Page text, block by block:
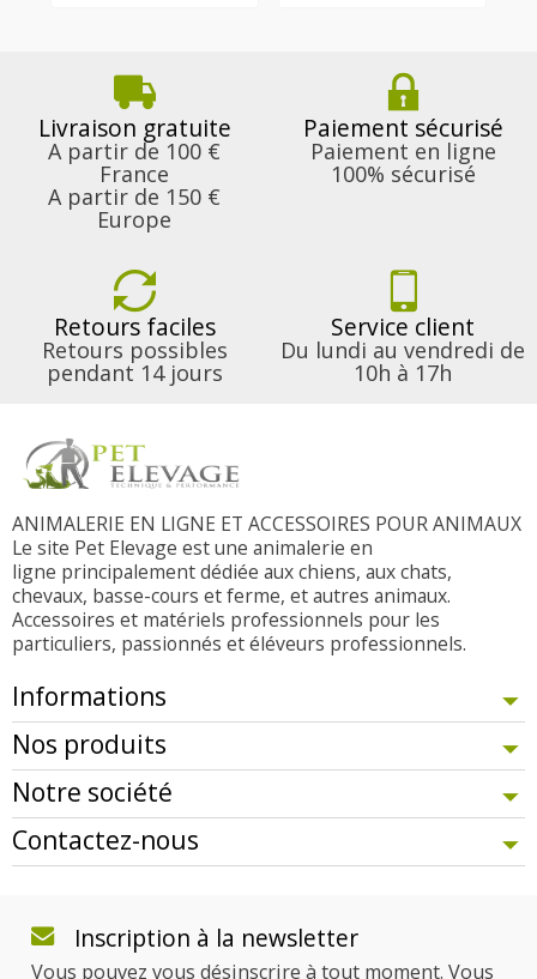
Livraison gratuite
A partir de 100 €
France
A partir de 150 €
Europe
Paiement sécurisé
Paiement en ligne
100% sécurisé
Retours faciles
Retours possibles
pendant 14 jours
Service client
Du lundi au vendredi de
10h à 17h
ANIMALERIE EN LIGNE ET ACCESSOIRES POUR ANIMAUX
Le site Pet Elevage est une animalerie en
ligne principalement dédiée aux chiens, aux chats,
chevaux, basse-cours et ferme, et autres animaux.
Accessoires et matériels professionnels pour les
particuliers, passionnés et éléveurs professionnels.
Informations
Nos produits
Notre société
Contactez-nous
Inscription à la newsletter
Vous pouvez vous désinscrire à tout moment. Vous